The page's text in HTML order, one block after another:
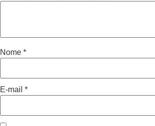
Nome *
E-mail *